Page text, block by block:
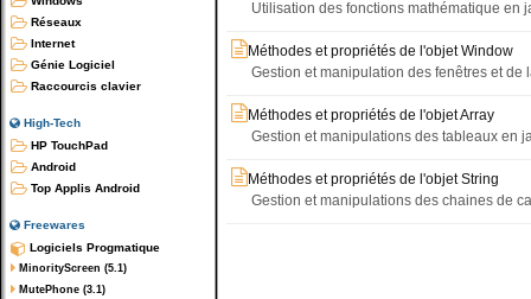
Réseaux
Internet
Génie Logiciel
Raccourcis clavier
High-Tech
HP TouchPad
Android
Top Applis Android
Freewares
Logiciels Progmatique
MinorityScreen (5.1)
MutePhone (3.1)
Utilisation des fonctions mathématique en
Méthodes et propriétés de l'objet Window
Gestion et manipulation des fenêtres et de
Méthodes et propriétés de l'objet Array
Gestion et manipulations des tableaux en
Méthodes et propriétés de l'objet String
Gestion et manipulations des chaines de